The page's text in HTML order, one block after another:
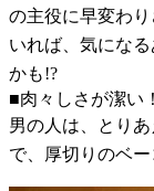
の主役に早変わ
いれば、気にな
かも!?
■肉々しさが潔い
男の人は、とり
で、厚切りのベ